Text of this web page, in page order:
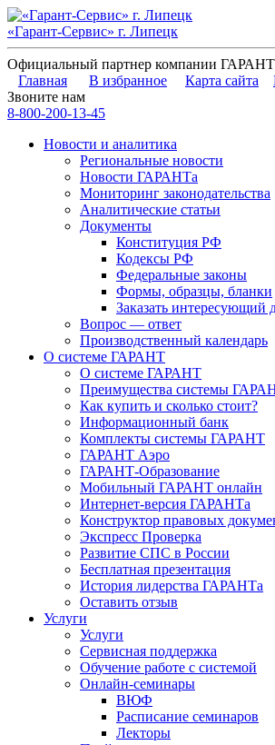
«Гарант-Сервис» г. Липецк
Официальный партнер компании
Главная
В избранное Карта сайта
Звоните нам
8-800-200-13-45
Новости и аналитика
Региональные новости
Новости ГАРАНТа
Мониторинг законодательства
Аналитические статьи
Документы
Конституция РФ
Кодексы РФ
Федеральные законы
Формы, образцы, бланки
Заказать интересующий
Вопрос — ответ
Производственный календарь
О системе ГАРАНТ
О системе ГАРАНТ
Преимущества системы
Как купить и сколько стоит?
Информационный банк
Комплекты системы ГАРАНТ
ГАРАНТ Аэро
ГАРАНТ-Образование
Мобильный ГАРАНТ онлайн
Интернет-версия ГАРАНТа
Конструктор правовых
Экспресс Проверка
Развитие СПС в России
Бесплатная презентация
История лидерства ГАРАНТа
Оставить отзыв
Услуги
Услуги
Сервисная поддержка
Обучение работе с системой
Онлайн-семинары
ВЮФ
Расписание семинаров
Лекторы